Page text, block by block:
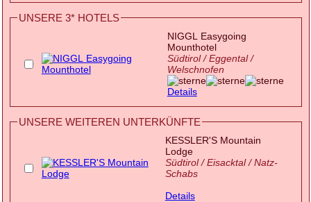
UNSERE 3* HOTELS
NIGGL Easygoing
Mounthotel
Südtirol / Eggental /
Welschnofen
Details
UNSERE WEITEREN UNTERKÜNFTE
KESSLER'S Mountain
Lodge
Südtirol / Eisacktal / Natz-
Schabs
Details